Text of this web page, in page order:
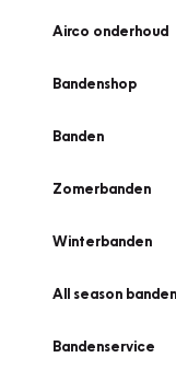
Airco onderhoud
Bandenshop
Banden
Zomerbanden
Winterbanden
All season banden
Bandenservice